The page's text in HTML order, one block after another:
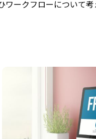
ークフローについて考